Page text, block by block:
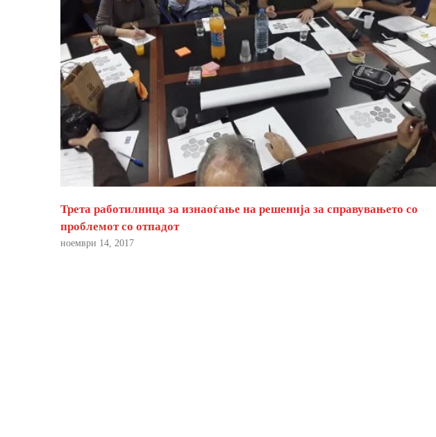
Трета работилница за изнаоѓање на решенија за справувањето со
проблемот со отпадот
ноември 14, 2017